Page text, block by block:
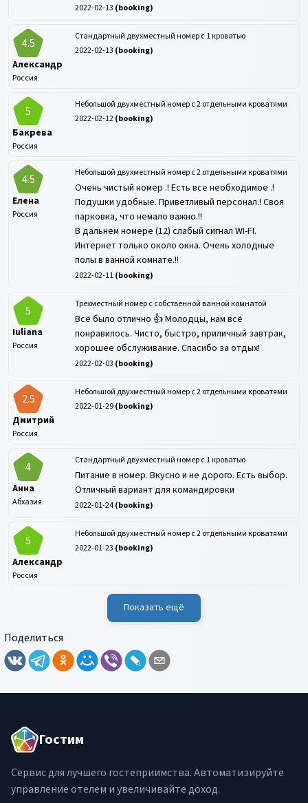
2022-02-13 (booking)
4.5
Александр
Россия
Стандартный двухместный номер с 1 кроватью
2022-02-13 (booking)
5
Бакрева
Россия
Небольшой двухместный номер с 2 отдельными кроватями
2022-02-12(booking)
4.5
Елена
Россия
Небольшой двухместный номер с 2 отдельными кроватями
Очень чистый номер .! Есть все необходимое .!
Подушки удобные. Приветливый персонал.! Своя
парковка, что немало важно.!!
В дальнем номере (12) слабый сигнал WI-FI.
Интернет только около окна. Очень холодные
полы в ванной комнате.!!
2022-02-11(booking)
5
Iuliana
Россия
Трехместный номер с собственной ванной комнатой
Всё было отлично 👍 Молодцы, нам всё
понравилось. Чисто, быстро, приличный завтрак,
хорошее обслуживание. Спасибо за отдых!
2022-02-03 (booking)
2.5
Дмитрий
Россия
Небольшой двухместный номер с 2 отдельными кроватями
2022-01-29(booking)
4
Анна
Абхазия
Стандартный двухместный номер с 1 кроватью
Питание в номер. Вкусно и не дорого. Есть выбор.
Отличный вариант для командировки
2022-01-24(booking)
5
Александр
Россия
Небольшой двухместный номер с 2 отдельными кроватями
2022-01-23 (booking)
Показать ещё
Поделиться
Гостим
Сервис для лучшего гостеприимства. Автоматизируйте
управление отелем и увеличивайте доход.